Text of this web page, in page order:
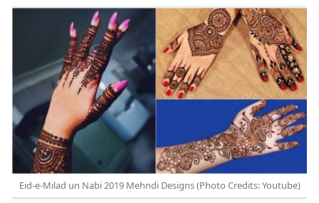
Eid-e-Milad un Nabi 2019 Mehndi Designs (Photo Credits: Youtube)